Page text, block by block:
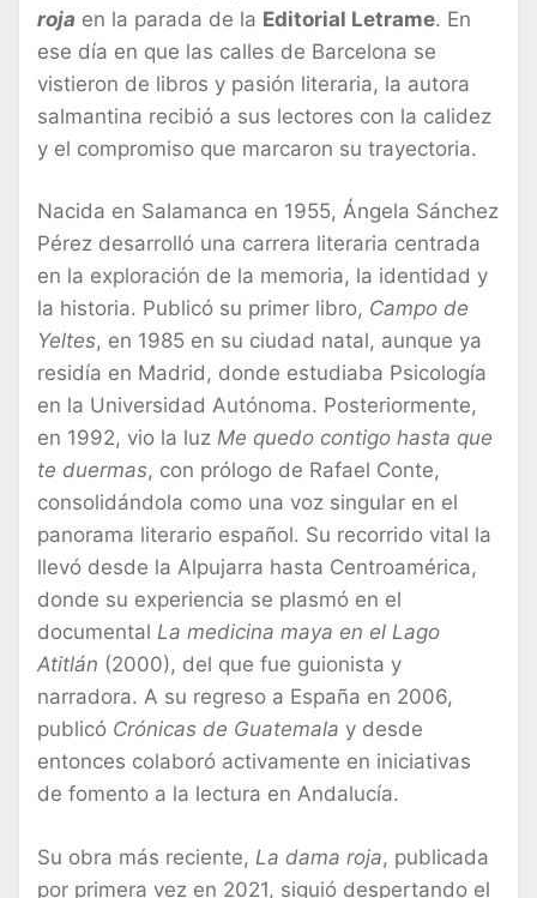
roja en la parada de la Editorial Letrame. En
ese día en que las calles de Barcelona se
vistieron de libros y pasión literaria, la autora
salmantina recibió a sus lectores con la calidez
y el compromiso que marcaron su trayectoria.
Nacida en Salamanca en 1955, Ángela Sánchez
Pérez desarrolló una carrera literaria centrada
en la exploración de la memoria, la identidad y
la historia. Publicó su primer libro, Campo de
Yeltes, en 1985 en su ciudad natal, aunque ya
residía en Madrid, donde estudiaba Psicología
en la Universidad Autónoma. Posteriormente,
en 1992, vio la luz Me quedo contigo hasta que
te duermas, con prólogo de Rafael Conte,
consolidándola como una voz singular en el
panorama literario español. Su recorrido vital la
llevó desde la Alpujarra hasta Centroamérica,
donde su experiencia se plasmó en el
documental La medicina maya en el Lago
Atitlán (2000), del que fue guionista y
narradora. A su regreso a España en 2006,
publicó Crónicas de Guatemala y desde
entonces colaboró activamente en iniciativas
de fomento a la lectura en Andalucía.
Su obra más reciente, La dama roja, publicada
por primera vez en 2021, siguió despertando el